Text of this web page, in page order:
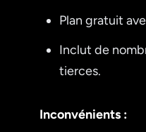
Plan gratuit
Inclut de
tierces.
Inconvénients :